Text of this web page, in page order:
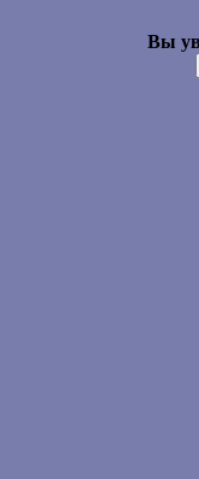
Вы